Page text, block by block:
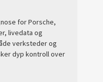
for Porsche,
livedata og
verksteder og
dyp kontroll over